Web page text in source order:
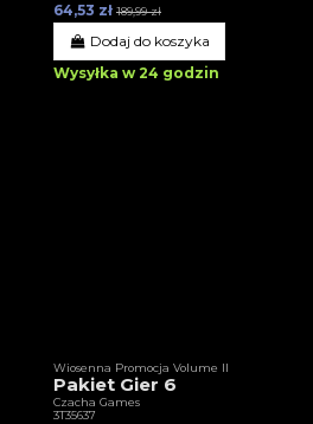
64,53 zł 189,99 zł
Dodaj do koszyka
Wysyłka w 24 godzin
Wiosenna Promocja Volume II
Pakiet Gier 6
Czacha Games
3T35637